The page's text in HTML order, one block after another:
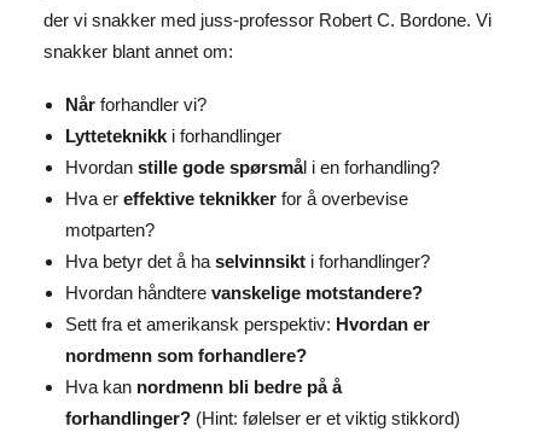
der vi snakker med juss-professor Robert C. Bordone. Vi
snakker blant annet om:
Når forhandler vi?
Lytteteknikk i forhandlinger
Hvordan stille gode spørsmål i en forhandling?
Hva er effektive teknikker for å overbevise
motparten?
Hva betyr det å ha selvinnsikt i forhandlinger?
Hvordan håndtere vanskelige motstandere?
Sett fra et amerikansk perspektiv: Hvordan er
nordmenn som forhandlere?
Hva kan nordmenn bli bedre på å
forhandlinger? (Hint: følelser er et viktig stikkord)